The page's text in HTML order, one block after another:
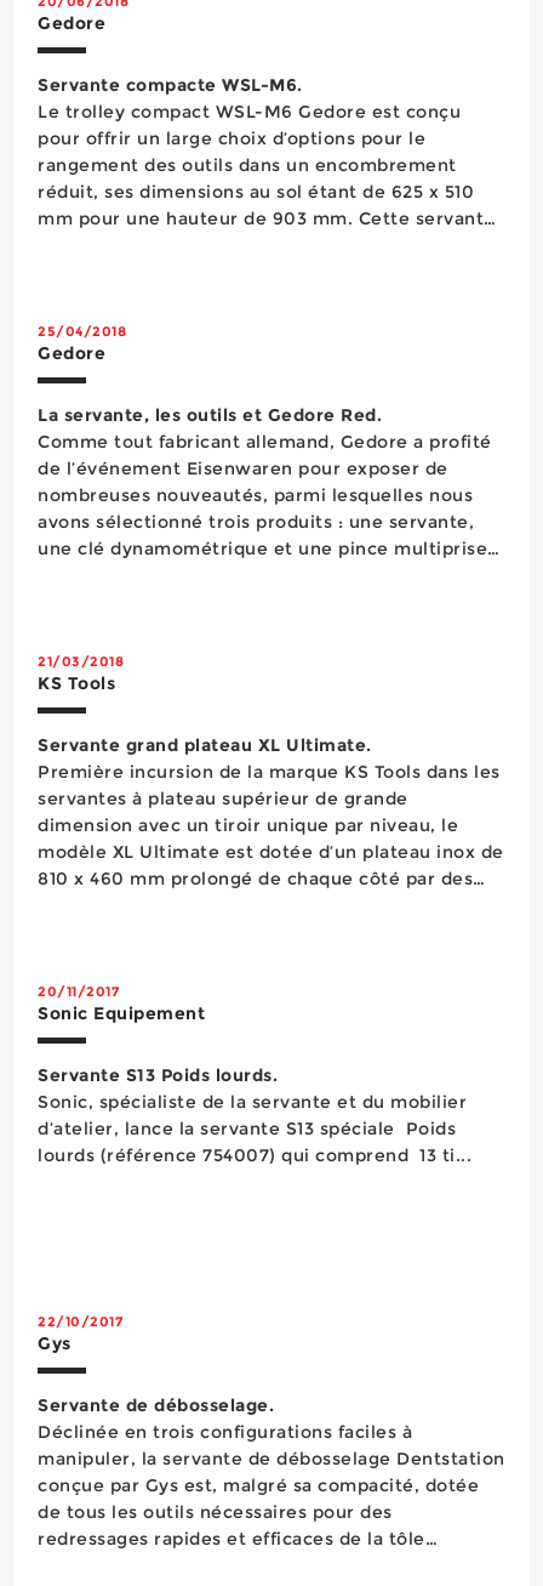
Gedore
Servante compacte WSL-M6.
Le trolley compact WSL-M6 Gedore est conçu
pour offrir un large choix d’options pour le
rangement des outils dans un encombrement
réduit, ses dimensions au sol étant de 625 x 510
mm pour une hauteur de 903 mm. Cette servante
mousse bicolore...
25/04/2018
Gedore
La servante, les outils et Gedore Red.
Comme tout fabricant allemand, Gedore a profité
de l’événement Eisenwaren pour exposer de
nombreuses nouveautés, parmi lesquelles nous
avons sélectionné trois produits : une servante,
une clé dynamométrique et une pince multiprise.
21/03/2018
KS Tools
Servante grand plateau XL Ultimate.
Première incursion de la marque KS Tools dans les
servantes à plateau supérieur de grande
dimension avec un tiroir unique par niveau, le
modèle XL Ultimate est dotée d’un plateau inox de
810 x 460 mm prolongé de chaque côté par des
20/11/2017
Sonic Equipement
Servante S13 Poids lourds.
​Sonic, spécialiste de la servante et du mobilier
d’atelier, lance la servante S13 spéciale Poids
lourds (référence 754007) qui comprend 13 ti...
22/10/2017
Gys
Servante de débosselage.
Déclinée en trois configurations faciles à
manipuler, la servante de débosselage Dentstation
conçue par Gys est, malgré sa compacité, dotée
de tous les outils nécessaires pour des
redressages rapides et efficaces de la tôle